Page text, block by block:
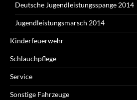
Deutsche Jugendleistungsspange 2014
Jugendleistungsmarsch 2014
Kinderfeuerwehr
Schlauchpflege
Service
Sonstige Fahrzeuge